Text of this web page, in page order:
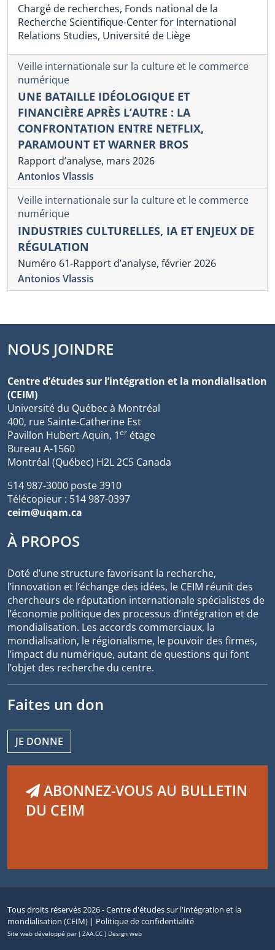
Chargé de recherches, Fonds national de la
Recherche Scientifique-Center for International
Relations Studies, Université de Liège
Veille internationale sur la culture et le commerce
numérique
UNE BATAILLE IDÉOLOGIQUE ET
FINANCIÈRE APRÈS L’AUTRE : LA
CONFRONTATION ENTRE NETFLIX,
PARAMOUNT ET WARNER BROS
Rapport d’analyse, mars 2026
Antonios Vlassis
Veille internationale sur la culture et le commerce
numérique
INDUSTRIES CULTURELLES, IA ET ENJEUX DE
RÉGULATION
Numéro 61-Rapport d’analyse, février 2026
Antonios Vlassis
NOUS JOINDRE
Centre d’études sur l’intégration et la mondialisation
(CEIM)
Université du Québec à Montréal
400, rue Sainte-Catherine Est
Pavillon Hubert-Aquin, 1er étage
Bureau A-1560
Montréal (Québec) H2L 2C5 Canada
514 987-3000 poste 3910
Télécopieur : 514 987-0397
ceim@uqam.ca
À PROPOS
Doté d’une structure favorisant la recherche,
l’innovation et l’échange des idées, le CEIM réunit des
chercheurs de réputation internationale spécialistes de
l’économie politique des processus d’intégration et de
mondialisation. Les accords commerciaux, la
mondialisation, le régionalisme, le pouvoir des firmes,
l’impact du numérique, autant de questions qui font
l’objet des recherche du centre.
Faites un don
JE DONNE
ABONNEZ-VOUS AU BULLETIN
DU CEIM
Tous droits réservés 2026 - Centre d'études sur l'intégration et la
mondialisation (CEIM) | Politique de confidentialité
Site web développé par [ ZAA.CC ] Design web